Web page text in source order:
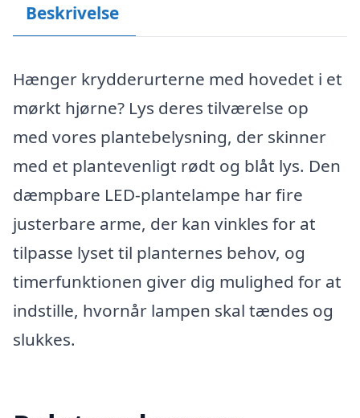
Beskrivelse
Hænger krydderurterne med hovedet i et
mørkt hjørne? Lys deres tilværelse op
med vores plantebelysning, der skinner
med et plantevenligt rødt og blåt lys. Den
dæmpbare LED-plantelampe har fire
justerbare arme, der kan vinkles for at
tilpasse lyset til planternes behov, og
timerfunktionen giver dig mulighed for at
indstille, hvornår lampen skal tændes og
slukkes.